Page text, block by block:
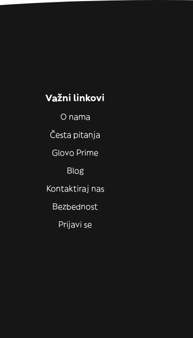
Važni linkovi
O nama
Česta pitanja
Glovo Prime
Blog
Kontaktiraj nas
Bezbednost
Prijavi se